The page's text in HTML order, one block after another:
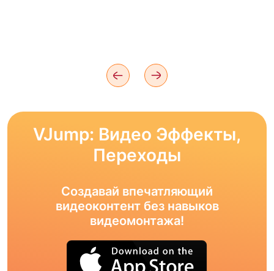
VJump: Видео Эффекты,
Переходы
Создавай впечатляющий
видеоконтент без навыков
видеомонтажа!